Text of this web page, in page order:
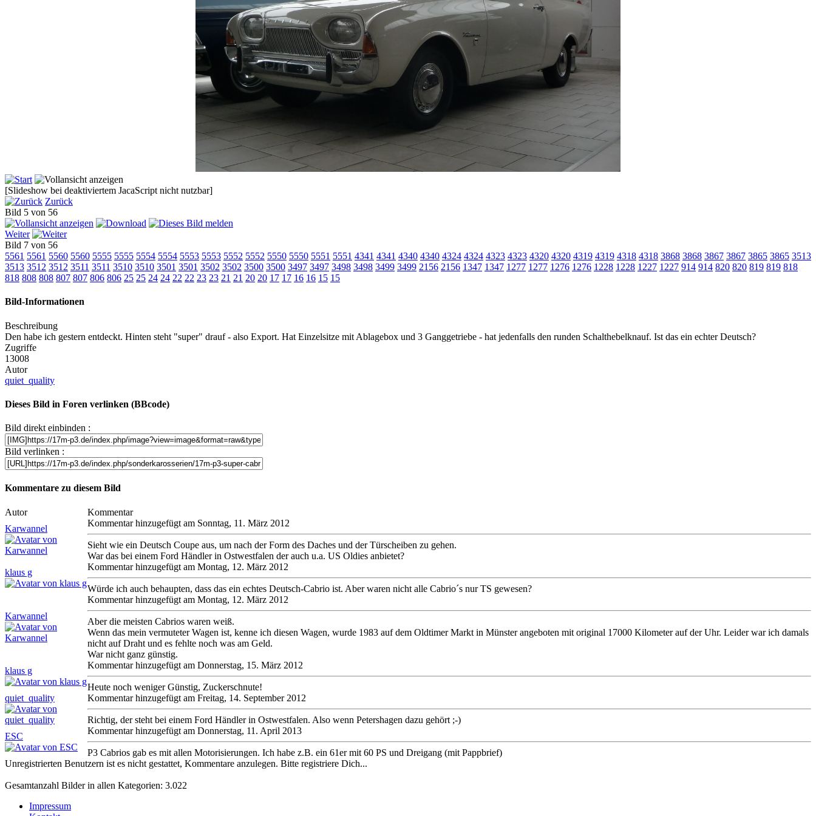
[Slideshow bei deaktiviertem JacaScript nicht nutzbar]
Zurück
Bild 5 von 56
Weiter
Bild 7 von 56
5561 5561 5560 5560 5555 5555 5554 5554 5553 5553 5552 5552 5550 5550 5551 5551 4341 4341 4340 4340 4324 4324 4323 4323 4320 4320 4319 4319 4318 4318 3868 3868 3867 3867 3865 3865 3513
3513 3512 3512 3511 3511 3510 3510 3501 3501 3502 3502 3500 3500 3497 3497 3498 3498 3499 3499 2156 2156 1347 1347 1277 1277 1276 1276 1228 1228 1227 1227 914 914 820 820 819 819 818
818 808 808 807 807 806 806 25 25 24 24 22 22 23 23 21 21 20 20 17 17 16 16 15 15
Bild-Informationen
Beschreibung
Den habe ich gestern entdeckt. Hinten steht "super" drauf - also Export. Hat Einzelsitze mit Ablagebox und 3 Ganggetriebe - hat jedenfalls den runden Schalthebelknauf. Ist das ein echter Deutsch?
Zugriffe
13008
Autor
quiet_quality
Dieses Bild in Foren verlinken (BBcode)
Bild direkt einbinden :
Bild verlinken :
Kommentare zu diesem Bild
Autor
Kommentar
Karwannel
Kommentar hinzugefügt am Sonntag, 11. März 2012
Sieht wie ein Deutsch Coupe aus, um nach der Form des Daches und der Türscheiben zu gehen.
War das bei einem Ford Händler in Ostwestfalen der auch u.a. US Oldies anbietet?
klaus g
Kommentar hinzugefügt am Montag, 12. März 2012
Würde ich auch behaupten, dass das ein echtes Deutsch-Cabrio ist. Aber waren nicht alle Cabrio´s nur TS gewesen?
Karwannel
Kommentar hinzugefügt am Montag, 12. März 2012
Aber die meisten Cabrios waren weiß.
Wenn das mein vermuteter Wagen ist, kenne ich diesen Wagen, wurde 1983 auf dem Oldtimer Markt in Münster angeboten mit original 17000 Kilometer auf der Uhr. Leider war ich damals
nicht auf Draht und es fehlte noch was am Geld.
War nicht ganz günstig.
klaus g
Kommentar hinzugefügt am Donnerstag, 15. März 2012
Heute noch weniger Günstig, Zuckerschnute!
quiet_quality
Kommentar hinzugefügt am Freitag, 14. September 2012
Richtig, der steht bei einem Ford Händler in Ostwestfalen. Also wenn Petershagen dazu gehört ;-)
ESC
Kommentar hinzugefügt am Donnerstag, 11. April 2013
P3 Cabrios gab es mit allen Motorisierungen. Ich habe z.B. ein 61er mit 60 PS und Dreigang (mit Pappbrief)
Unregistrierten Benutzern ist es nicht gestattet, Kommentare anzulegen. Bitte registriere Dich...
Gesamtanzahl Bilder in allen Kategorien: 3.022
Impressum